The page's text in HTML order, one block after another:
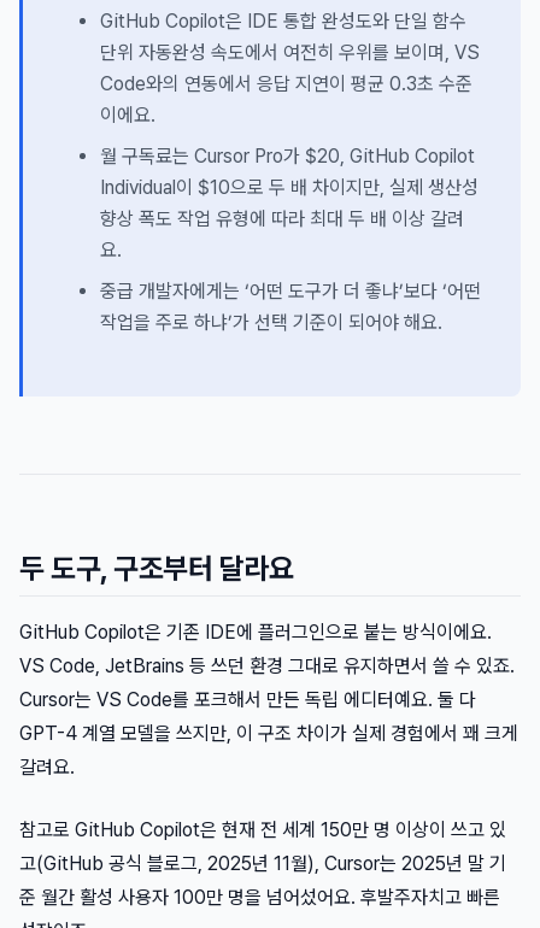
GitHub Copilot은 IDE 통합 완성도와 단일 함수
단위 자동완성 속도에서 여전히 우위를 보이며, VS
Code와의 연동에서 응답 지연이 평균 0.3초 수준
이에요.
월 구독료는 Cursor Pro가 $20, GitHub Copilot
Individual이 $10으로 두 배 차이지만, 실제 생산성
향상 폭도 작업 유형에 따라 최대 두 배 이상 갈려
요.
중급 개발자에게는 ‘어떤 도구가 더 좋냐’보다 ‘어떤
작업을 주로 하냐’가 선택 기준이 되어야 해요.
두 도구, 구조부터 달라요
GitHub Copilot은 기존 IDE에 플러그인으로 붙는 방식이에요.
VS Code, JetBrains 등 쓰던 환경 그대로 유지하면서 쓸 수 있죠.
Cursor는 VS Code를 포크해서 만든 독립 에디터예요. 둘 다
GPT-4 계열 모델을 쓰지만, 이 구조 차이가 실제 경험에서 꽤 크게
갈려요.
참고로 GitHub Copilot은 현재 전 세계 150만 명 이상이 쓰고 있
고(GitHub 공식 블로그, 2025년 11월), Cursor는 2025년 말 기
준 월간 활성 사용자 100만 명을 넘어섰어요. 후발주자치고 빠른